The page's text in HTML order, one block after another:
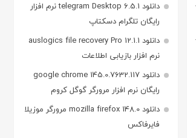
دانلود telegram Desktop 6.5.1 نرم افزار
رایگان تلگرام دسکتاپ
دانلود auslogics file recovery Pro 12.1.1
نرم افزار بازیابی اطلاعات
دانلود google chrome 145.0.7632.117
رایگان نرم افزار مرورگر گوگل کروم
دانلود mozilla firefox 148.0 مرورگر موزیلا
فایرفاکس